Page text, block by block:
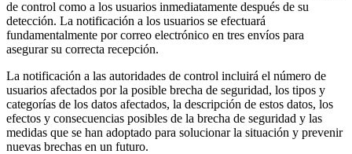
de control como a los usuarios inmediatamente después de su
detección. La notificación a los usuarios se efectuará
fundamentalmente por correo electrónico en tres envíos para
asegurar su correcta recepción.
La notificación a las autoridades de control incluirá el número de
usuarios afectados por la posible brecha de seguridad, los tipos y
categorías de los datos afectados, la descripción de estos datos, los
efectos y consecuencias posibles de la brecha de seguridad y las
medidas que se han adoptado para solucionar la situación y prevenir
nuevas brechas en un futuro.